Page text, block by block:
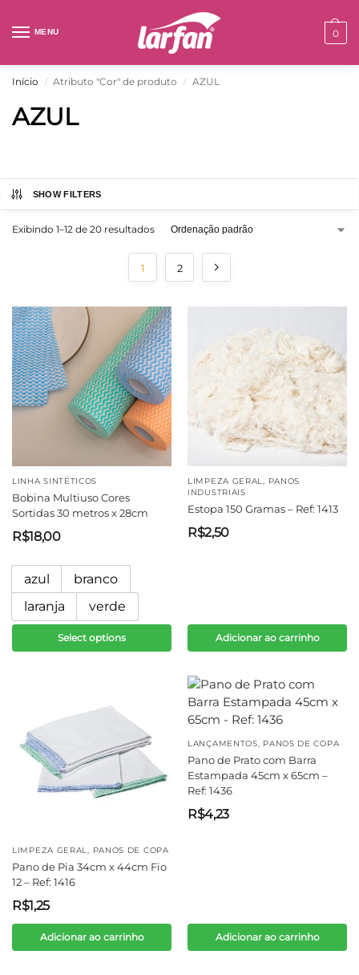
MENU 0
Início / Atributo "Cor" de produto / AZUL
AZUL
SHOW FILTERS
Exibindo 1–12 de 20 resultados
1 2
LINHA SINTÉTICOS
Bobina Multiuso Cores
Sortidas 30 metros x 28cm
R$18,00
azul
branco
laranja
verde
Select options
LIMPEZA GERAL, PANOS
INDUSTRIAIS
Estopa 150 Gramas – Ref: 1413
R$2,50
Adicionar ao carrinho
LIMPEZA GERAL, PANOS DE COPA
Pano de Pia 34cm x 44cm Fio
12 – Ref: 1416
R$1,25
Adicionar ao carrinho
LANÇAMENTOS, PANOS DE COPA
Pano de Prato com Barra
Estampada 45cm x 65cm –
Ref: 1436
R$4,23
Adicionar ao carrinho